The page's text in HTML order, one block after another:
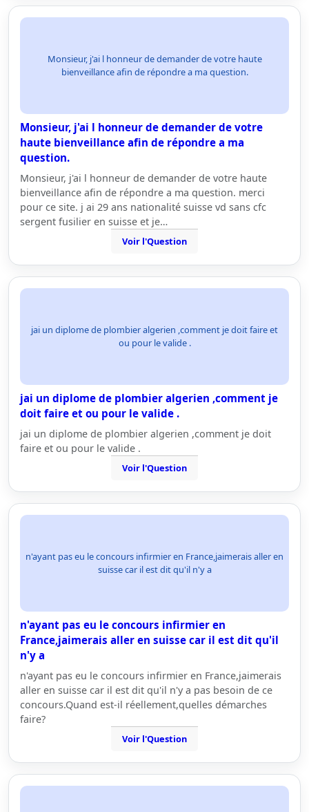
Monsieur, j'ai l honneur de demander de votre haute
bienveillance afin de répondre a ma question.
Monsieur, j'ai l honneur de demander de votre
haute bienveillance afin de répondre a ma
question.
Monsieur, j'ai l honneur de demander de votre haute
bienveillance afin de répondre a ma question. merci
pour ce site. j ai 29 ans nationalité suisse vd sans cfc
sergent fusilier en suisse et je…
Voir l'Question
jai un diplome de plombier algerien ,comment je doit faire et
ou pour le valide .
jai un diplome de plombier algerien ,comment je
doit faire et ou pour le valide .
jai un diplome de plombier algerien ,comment je doit
faire et ou pour le valide .
Voir l'Question
n'ayant pas eu le concours infirmier en France,jaimerais aller en
suisse car il est dit qu'il n'y a
n'ayant pas eu le concours infirmier en
France,jaimerais aller en suisse car il est dit qu'il
n'y a
n'ayant pas eu le concours infirmier en France,jaimerais
aller en suisse car il est dit qu'il n'y a pas besoin de ce
concours.Quand est-il réellement,quelles démarches
faire?
Voir l'Question